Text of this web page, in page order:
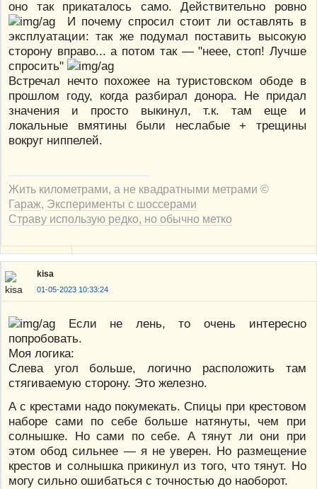
оно так прикаталось само. Действительно ровно
И почему спросил стоит ли оставлять в
эксплуатации: так же подумал поставить высокую
сторону вправо... а потом так — "неее, стоп! Лучше
спросить"
Встречал нечто похожее на туристовском ободе в
прошлом году, когда разбирал донора. Не придал
значения и просто выкинул, т.к. там еще и
локальные вмятины были неслабые + трещины
вокруг ниппелей.
Жить километрами, а не квадратными метрами ©
Гараж, Эксперименты с шоссерами
Страву использую редко, но обычно метко
kisa
01-05-2023 10:33:24
Если не лень, то очень интересно
попробовать.
Моя логика:
Слева угол больше, логично расположить там
стягиваемую сторону. Это железно.
А с крестами надо покумекать. Спицы при крестовом
наборе сами по себе больше натянуты, чем при
солнышке. Но сами по себе. А тянут ли они при
этом обод сильнее — я не уверен. Но размещение
крестов и солнышка прикинул из того, что тянут. Но
могу сильно ошибаться с точностью до наоборот.